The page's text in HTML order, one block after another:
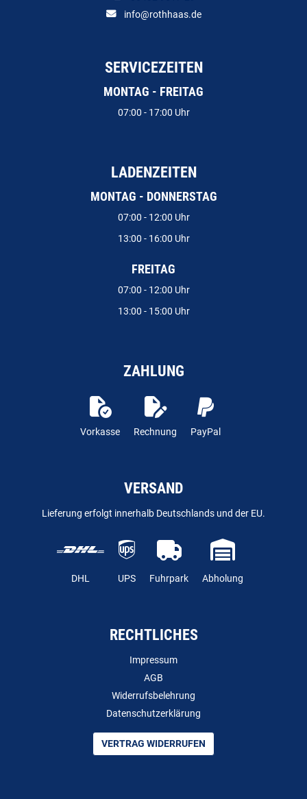
info@rothhaas.de
SERVICEZEITEN
MONTAG - FREITAG
07:00 - 17:00 Uhr
LADENZEITEN
MONTAG - DONNERSTAG
07:00 - 12:00 Uhr
13:00 - 16:00 Uhr
FREITAG
07:00 - 12:00 Uhr
13:00 - 15:00 Uhr
ZAHLUNG
Vorkasse Rechnung PayPal
VERSAND
Lieferung erfolgt innerhalb Deutschlands und der EU.
DHL UPS Fuhrpark Abholung
RECHTLICHES
Impressum
AGB
Widerrufsbelehrung
Datenschutzerklärung
VERTRAG WIDERRUFEN